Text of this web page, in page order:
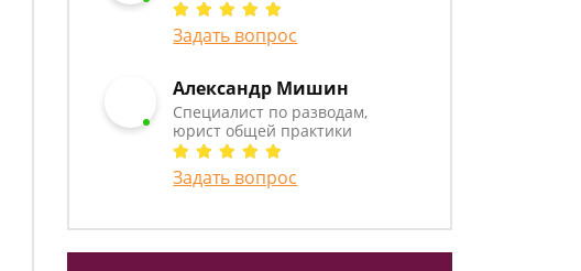
Задать вопрос
Александр Мишин
Специалист по разводам,
юрист общей практики
Задать вопрос